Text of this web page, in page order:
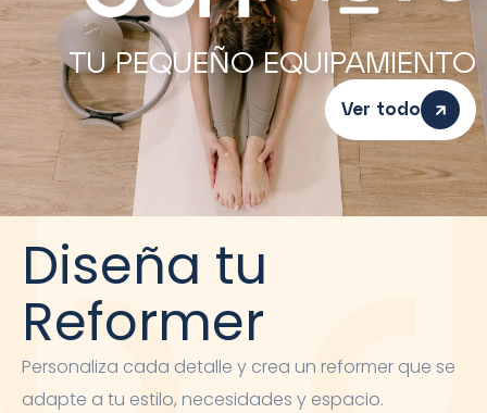
TU PEQUEÑO EQUIPAMIENTO
Ver todo
Diseña tu
Reformer
Personaliza cada detalle y crea un reformer que se
adapte a tu estilo, necesidades y espacio.